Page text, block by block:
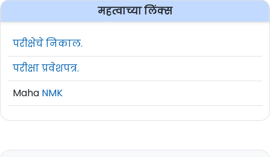
महत्वाच्या लिंक्स
परीक्षेचे निकाल.
परीक्षा प्रवेशपत्र.
Maha NMK